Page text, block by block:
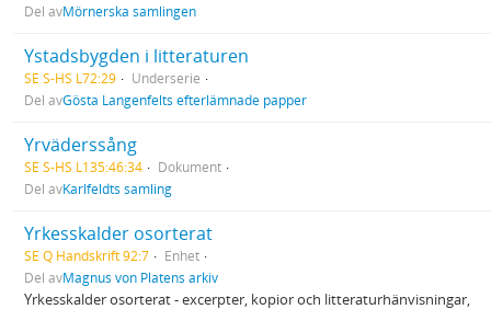
Del avMörnerska samlingen
Ystadsbygden i litteraturen
SE S-HS L72:29
Underserie
Del avGösta Langenfelts efterlämnade papper
Yrväderssång
SE S-HS L135:46:34
Dokument
Del avKarlfeldts samling
Yrkesskalder osorterat
SE Q Handskrift 92:7
Enhet
Del avMagnus von Platens arkiv
Yrkesskalder osorterat - excerpter, kopior och litteraturhänvisningar,